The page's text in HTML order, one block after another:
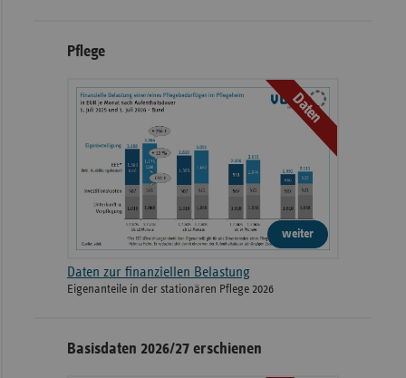
Pflege
Daten
weiter
Daten zur finanziellen Belastung
Eigenanteile in der stationären Pflege 2026
Basisdaten 2026/27 erschienen